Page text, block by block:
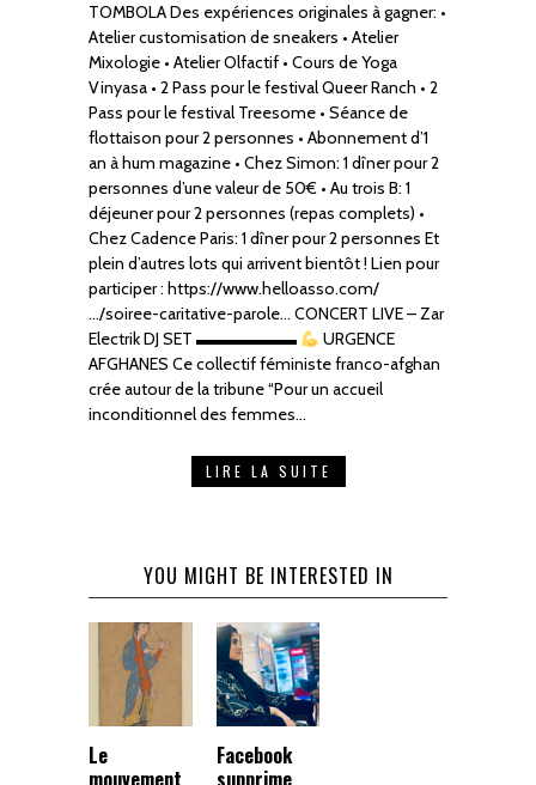
TOMBOLA Des expériences originales à gagner: •
Atelier customisation de sneakers • Atelier
Mixologie • Atelier Olfactif • Cours de Yoga
Vinyasa • 2 Pass pour le festival Queer Ranch • 2
Pass pour le festival Treesome • Séance de
flottaison pour 2 personnes • Abonnement d’1
an à hum magazine • Chez Simon: 1 dîner pour 2
personnes d’une valeur de 50€ • Au trois B: 1
déjeuner pour 2 personnes (repas complets) •
Chez Cadence Paris: 1 dîner pour 2 personnes Et
plein d’autres lots qui arrivent bientôt ! Lien pour
participer : https://www.helloasso.com/
…/soiree-caritative-parole… CONCERT LIVE – Zar
Electrik DJ SET ▬▬▬▬▬▬
URGENCE
AFGHANES Ce collectif féministe franco-afghan
crée autour de la tribune “Pour un accueil
inconditionnel des femmes…
LIRE LA SUITE
YOU MIGHT BE INTERESTED IN
Le
mouvement
Facebook
supprime